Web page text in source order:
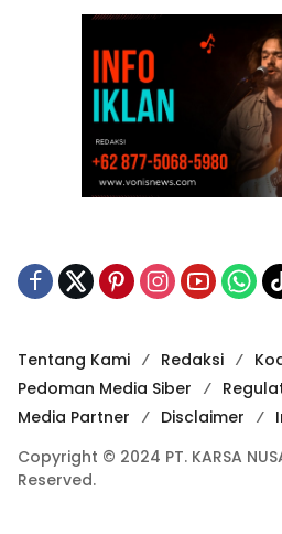
Tentang Kami Redaksi
Pedoman Media Siber
Media Partner
Disclaimer
Copyright © 2024 PT. KARSA
Reserved.